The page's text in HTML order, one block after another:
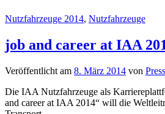
Nutzfahrzeuge 2014, Nutzfahrzeuge
job and career at IAA
Veröffentlicht am 8. März 2014 von
Die IAA Nutzfahrzeuge als
and career at IAA 2014“ will die